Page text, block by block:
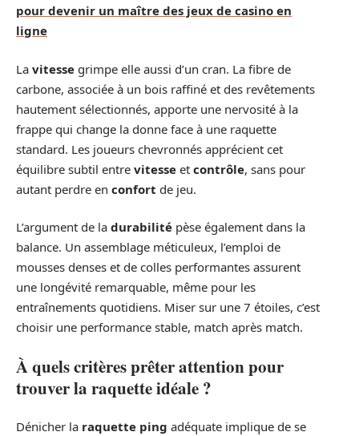
pour devenir un maître des jeux de casino en
ligne
La vitesse grimpe elle aussi d’un cran. La fibre de
carbone, associée à un bois raffiné et des revêtements
hautement sélectionnés, apporte une nervosité à la
frappe qui change la donne face à une raquette
standard. Les joueurs chevronnés apprécient cet
équilibre subtil entre vitesse et contrôle, sans pour
autant perdre en confort de jeu.
L’argument de la durabilité pèse également dans la
balance. Un assemblage méticuleux, l’emploi de
mousses denses et de colles performantes assurent
une longévité remarquable, même pour les
entraînements quotidiens. Miser sur une 7 étoiles, c’est
choisir une performance stable, match après match.
À quels critères prêter attention pour
trouver la raquette idéale ?
Dénicher la raquette ping adéquate implique de se